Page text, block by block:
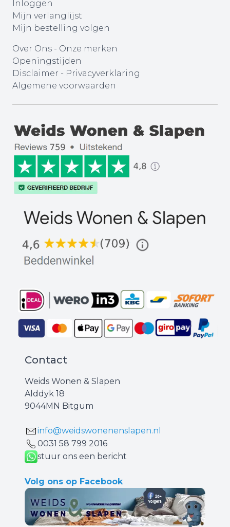
Inloggen
Mijn verlanglijst
Mijn bestelling volgen
Over Ons - Onze merken
Openingstijden
Disclaimer - Privacyverklaring
Algemene voorwaarden
Contact
Weids Wonen & Slapen
Alddyk 18
9044MN Bitgum
info@weidswonenenslapen.nl
0031 ‪58 799 2016‬
stuur ons een bericht
Volg ons op Facebook